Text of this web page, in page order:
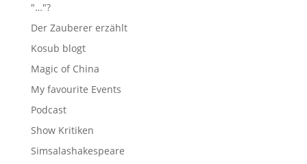
"…"?
Der Zauberer erzählt
Kosub blogt
Magic of China
My favourite Events
Podcast
Show Kritiken
Simsalashakespeare